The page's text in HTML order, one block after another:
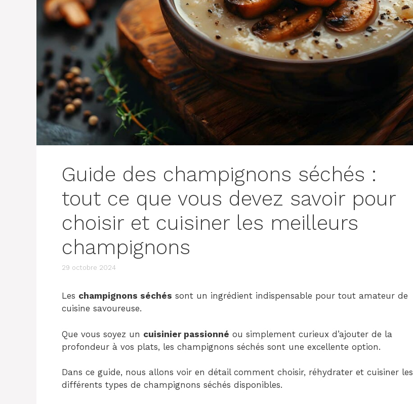
Guide des champignons séchés :
tout ce que vous devez savoir pour
choisir et cuisiner les meilleurs
champignons
29 octobre 2024
Les champignons séchés sont un ingrédient indispensable pour tout amateur de
cuisine savoureuse.
Que vous soyez un cuisinier passionné ou simplement curieux d’ajouter de la
profondeur à vos plats, les champignons séchés sont une excellente option.
Dans ce guide, nous allons voir en détail comment choisir, réhydrater et cuisiner les
différents types de champignons séchés disponibles.